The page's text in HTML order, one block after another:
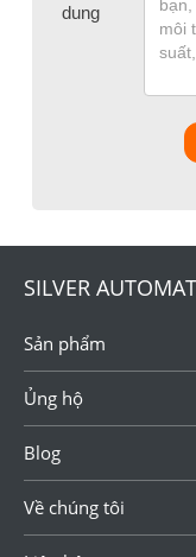
dung
SILVER
Sản phẩm
Ủng hộ
Blog
Về chúng tôi